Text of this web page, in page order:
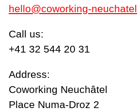
hello@coworking-
Call us:
+41 32 544 20 31
Address:
Coworking Neuchâtel
Place Numa-Droz 2